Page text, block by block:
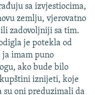
sa izvjestiocima,
zemlju, vjerovatno
zadovoljniji sa tim.
je potekla od
ja imam puno
ako bude bilo
iznijeti, koje
su oni preduzimali da